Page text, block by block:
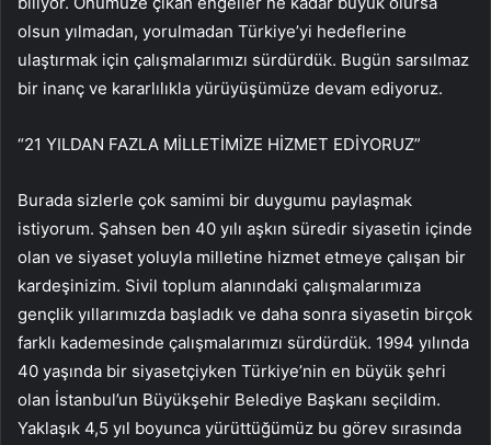
olsun yılmadan, yorulmadan Türkiye’yi hedeflerine
ulaştırmak için çalışmalarımızı sürdürdük. Bugün sarsılmaz
bir inanç ve kararlılıkla yürüyüşümüze devam ediyoruz.
“21 YILDAN FAZLA MİLLETİMİZE HİZMET EDİYORUZ”
Burada sizlerle çok samimi bir duygumu paylaşmak
istiyorum. Şahsen ben 40 yılı aşkın süredir siyasetin içinde
olan ve siyaset yoluyla milletine hizmet etmeye çalışan bir
kardeşinizim. Sivil toplum alanındaki çalışmalarımıza
gençlik yıllarımızda başladık ve daha sonra siyasetin birçok
farklı kademesinde çalışmalarımızı sürdürdük. 1994 yılında
40 yaşında bir siyasetçiyken Türkiye’nin en büyük şehri
olan İstanbul’un Büyükşehir Belediye Başkanı seçildim.
Yaklaşık 4,5 yıl boyunca yürüttüğümüz bu görev sırasında